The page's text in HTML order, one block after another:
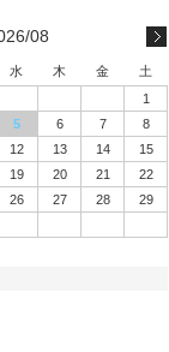
08
水 木 金
土
1
5 6 7
8
12 13 14
15
19 20 21
22
26 27 28
29